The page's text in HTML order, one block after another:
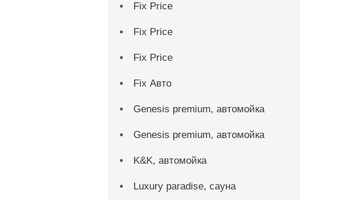
Fix Price
Fix Price
Fix Price
Fix Авто
Genesis premium, автомойка
Genesis premium, автомойка
K&K, автомойка
Luxury paradise, сауна